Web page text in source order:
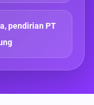
pendirian PT